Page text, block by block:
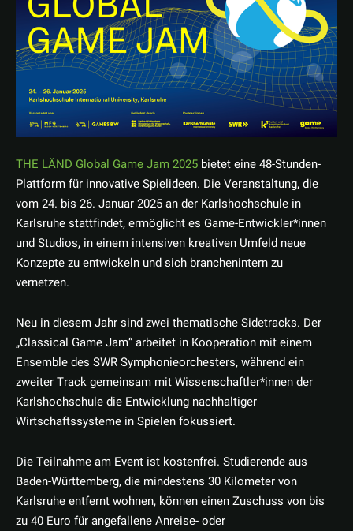
THE LÄND Global Game Jam 2025 bietet eine 48-Stunden-
Plattform für innovative Spielideen. Die Veranstaltung, die
vom 24. bis 26. Januar 2025 an der Karlshochschule in
Karlsruhe stattfindet, ermöglicht es Game-Entwickler*innen
und Studios, in einem intensiven kreativen Umfeld neue
Konzepte zu entwickeln und sich branchenintern zu
vernetzen.
Neu in diesem Jahr sind zwei thematische Sidetracks. Der
„Classical Game Jam“ arbeitet in Kooperation mit einem
Ensemble des SWR Symphonieorchesters, während ein
zweiter Track gemeinsam mit Wissenschaftler*innen der
Karlshochschule die Entwicklung nachhaltiger
Wirtschaftssysteme in Spielen fokussiert.
Die Teilnahme am Event ist kostenfrei. Studierende aus
Baden-Württemberg, die mindestens 30 Kilometer von
Karlsruhe entfernt wohnen, können einen Zuschuss von bis
zu 40 Euro für angefallene Anreise- oder